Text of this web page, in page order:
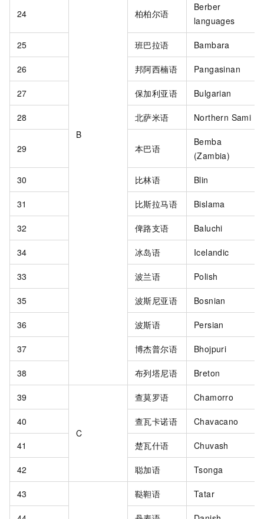
B
24 柏柏尔语
Berber
languages
25 班巴拉语 Bambara
26 邦阿西楠语 Pangasinan
27 保加利亚语 Bulgarian
28 北萨米语 Northern Sami
29 本巴语
Bemba
(Zambia)
30 比林语 Blin
31 比斯拉马语 Bislama
32 俾路支语 Baluchi
34 冰岛语 Icelandic
33 波兰语 Polish
35 波斯尼亚语 Bosnian
36 波斯语 Persian
37 博杰普尔语 Bhojpuri
38 布列塔尼语 Breton
39
C
查莫罗语 Chamorro
40 查瓦卡诺语 Chavacano
41 楚瓦什语 Chuvash
42 聪加语 Tsonga
43 鞑靼语 Tatar